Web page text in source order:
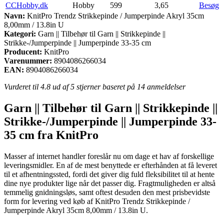
CCHobby.dk
Hobby 599 3,65
Besøg
Navn: KnitPro Trendz Strikkepinde / Jumperpinde Akryl 35cm
8,00mm / 13.8in U
Kategori: Garn || Tilbehør til Garn || Strikkepinde ||
Strikke-/Jumperpinde || Jumperpinde 33-35 cm
Producent: KnitPro
Varenummer: 8904086266034
EAN: 8904086266034
Vurderet til 4.8 ud af 5 stjerner baseret på 14 anmeldelser
Garn || Tilbehør til Garn || Strikkepinde ||
Strikke-/Jumperpinde || Jumperpinde 33-
35 cm fra KnitPro
Masser af internet handler foreslår nu om dage et hav af forskellige
leveringsmidler. En af de mest benyttede er efterhånden at få leveret
til et afhentningssted, fordi det giver dig fuld fleksibilitet til at hente
dine nye produkter lige når det passer dig. Fragtmuligheden er altså
temmelig gnidningsløs, samt oftest desuden den mest prisbevidste
form for levering ved køb af KnitPro Trendz Strikkepinde /
Jumperpinde Akryl 35cm 8,00mm / 13.8in U.